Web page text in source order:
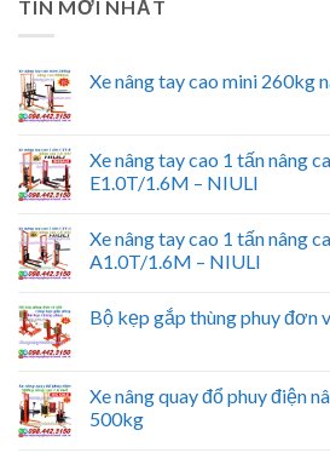
TIN MỚI NHẤT
Xe nâng tay cao mini 260kg
Xe nâng tay cao 1 tấn nâng
E1.0T/1.6M – NIULI
Xe nâng tay cao 1 tấn nâng
A1.0T/1.6M – NIULI
Bộ kẹp gắp thùng phuy đơn
Xe nâng quay đổ phuy điện
500kg